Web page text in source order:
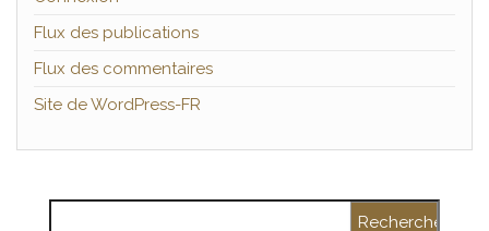
Flux des publications
Flux des commentaires
Site de WordPress-FR